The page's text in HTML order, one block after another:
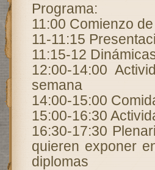
Programa:
11:00 Comienzo
11-11:15
11:15-12
12:00-14:00
semana
14:00-15:00
15:00-16:30
16:30-17:30
quieren exponer
diplomas